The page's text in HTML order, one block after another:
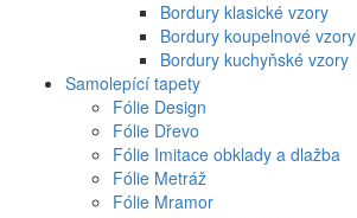
Bordury klasické vzory
Bordury koupelnové vzory
Bordury kuchyňské vzory
Samolepící tapety
Fólie Design
Fólie Dřevo
Fólie Imitace obklady a dlažba
Fólie Metráž
Fólie Mramor